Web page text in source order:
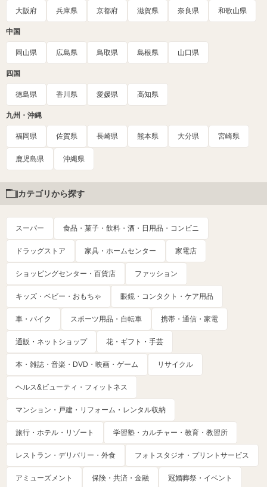
大阪府 兵庫県 京都府 滋賀県 奈良県 和歌山県
中国
岡山県 広島県 鳥取県 島根県 山口県
四国
徳島県 香川県 愛媛県 高知県
九州・沖縄
福岡県 佐賀県 長崎県 熊本県 大分県 宮崎県
鹿児島県 沖縄県
カテゴリから探す
スーパー 食品・菓子・飲料・酒・日用品・コンビニ
ドラッグストア 家具・ホームセンター 家電店
ショッピングセンター・百貨店 ファッション
キッズ・ベビー・おもちゃ 眼鏡・コンタクト・ケア用品
車・バイク スポーツ用品・自転車 携帯・通信・家電
通販・ネットショップ 花・ギフト・手芸
本・雑誌・音楽・DVD・映画・ゲーム リサイクル
ヘルス&ビューティ・フィットネス
マンション・戸建・リフォーム・レンタル収納
旅行・ホテル・リゾート 学習塾・カルチャー・教育・教習所
レストラン・デリバリー・外食 フォトスタジオ・プリントサービス
アミューズメント 保険・共済・金融 冠婚葬祭・イベント